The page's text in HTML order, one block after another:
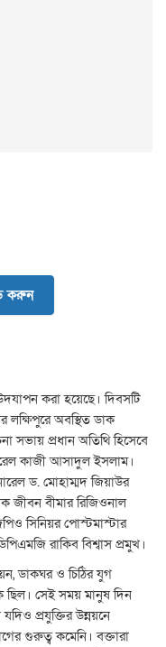
করুন
করা হয়েছে। দিবসটি
লক্ষিপুরে অবস্থিত ডাক
সভায় প্রধান অতিথি হিসেবে
কাজী আসাদুল ইসলাম।
ড. মোহাম্মদ জিয়াউর
জীবন বীমার রিজিওনাল
সিনিয়র পোস্টমাস্টার
রাকিব বিশ্বাস প্রমুখ।
ডাকঘর ও চিঠির যুগ
সেই সময় মানুষ দিন
প্রযুক্তির উন্নয়নে
গুরুত্ব কমেনি। বক্তারা